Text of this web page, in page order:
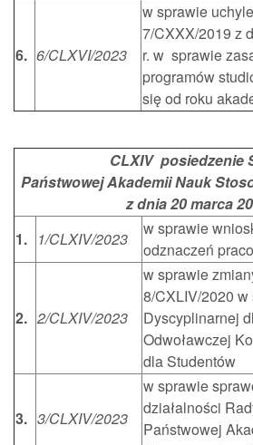
6. 6/CLXVI/2023
w sprawie
7/CXXX/2019 z
r. w sprawie
programów
się od roku
CLXIV posiedzenie
Państwowej Akademii Nauk
z dnia 20 marca
1. 1/CLXIV/2023
w sprawie
odznaczeń
2. 2/CLXIV/2023
w sprawie
8/CXLIV/2020
Dyscyplinarnej
Odwoławczej
dla Studentów
3. 3/CLXIV/2023
w sprawie
działalności
Państwowej